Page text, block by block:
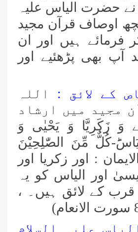
نے حضرت الیاس علیہ
اوصاف قرآن مجید
فرمائے ہیں اور ان
بھی پڑھئیے اور
اللہ
مجید میں ارشاد
وَ زَكَرِیَّا وَ یَحْیٰى وَ
كُلٌّ مِّنَ الصّٰلِحِیْنَ
: اور زکریا اور
اور الیاس کو یہ
کے لائق ہیں۔ ،
علیہ السلام